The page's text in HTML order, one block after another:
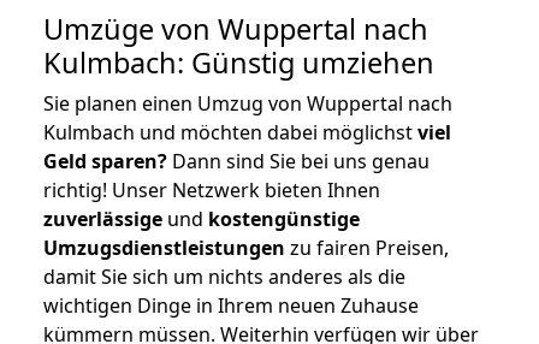
Umzüge von Wuppertal nach
Kulmbach: Günstig umziehen
Sie planen einen Umzug von Wuppertal nach
Kulmbach und möchten dabei möglichstviel
Geld sparen? Dann sind Sie bei uns genau
richtig! Unser Netzwerk bieten Ihnen
zuverlässige und kostengünstige
Umzugsdienstleistungen zu fairen Preisen,
damit Sie sich um nichts anderes als die
wichtigen Dinge in Ihrem neuen Zuhause
kümmern müssen. Weiterhin verfügen wir über